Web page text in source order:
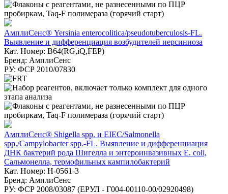
АмплиСенс® Yersinia enterocolitica/pseudotuberculosis-FL.
Выявление и дифференциация возбудителей иерсиниоза
Кат. Номер: B64(RG,iQ,FEP)
Бренд: АмплиСенс
РУ: ФСР 2010/07830
АмплиСенс® Shigella spp. и EIEC/Salmonella
spp./Campylobacter spp.-FL. Выявление и дифференциация
ДНК бактерий рода Шигелла и энтероинвазивных E. coli,
Сальмонелла, термофильных кампилобактерий
Кат. Номер: H-0561-3
Бренд: АмплиСенс
РУ: ФСР 2008/03087 (ЕРУЛ - Г004-00110-00/02920498)